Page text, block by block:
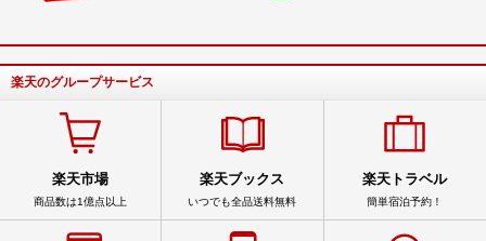
楽天のグループサービス
楽天市場
商品数は1億点以上
楽天ブックス
いつでも全品送料無料
楽天トラベル
簡単宿泊予約！